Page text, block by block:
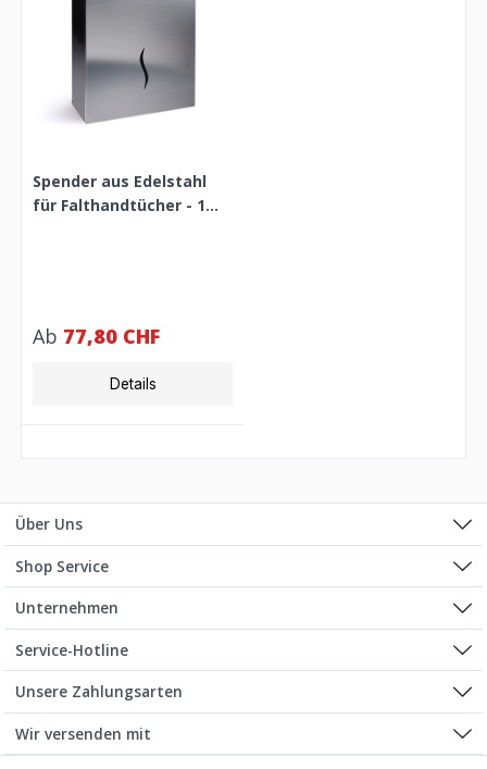
Spender aus Edelstahl
für Falthandtücher - 1
Ab 77,80 CHF
Details
Über Uns
Shop Service
Unternehmen
Service-Hotline
Unsere Zahlungsarten
Wir versenden mit